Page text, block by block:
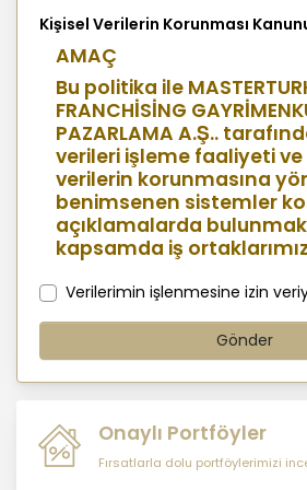
Marina Lifestyle and Seafront
Direct Access to İSTMarina
Prime Location Advantages
Adjacent to Marmaray Yunus
Easy Access to the E-5 Highway
Close to İDO Sea Bus Terminal
Convenient Access to Sabiha
Close to Private Schools,
Near Hospitals and Healthcare
Kişisel Verilerin Korunması
AMAÇ
Bu politika ile
FRANCHİSİNG
PAZARLAMA A.Ş..
verileri işleme faaliyeti ve
verilerin korunmasına
benimsenen sistemler
açıklamalarda
kapsamda iş
potansiyel müşterilerimiz,
hissedarlarımız,
üçüncü kişiler başta
verileri şirketimiz
kişilerin bilgilendirilerek
KİŞİSEL VERİLERİN
Verilerimin işlenmesine izin
Gönder
Onaylı Portföyler
Fırsatlarla dolu portföylerimizi